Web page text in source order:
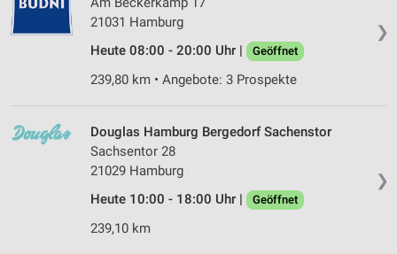
❯
21031 Hamburg
Heute 08:00 - 20:00 Uhr |
Geöffnet
239,80 km • Angebote: 3 Prospekte
❯
Douglas Hamburg Bergedorf Sachenstor
Sachsentor 28
21029 Hamburg
Heute 10:00 - 18:00 Uhr |
Geöffnet
239,10 km